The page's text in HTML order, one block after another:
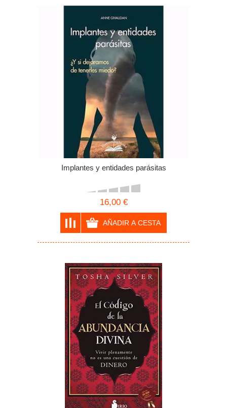
Implantes y entidades parásitas
16,00 €